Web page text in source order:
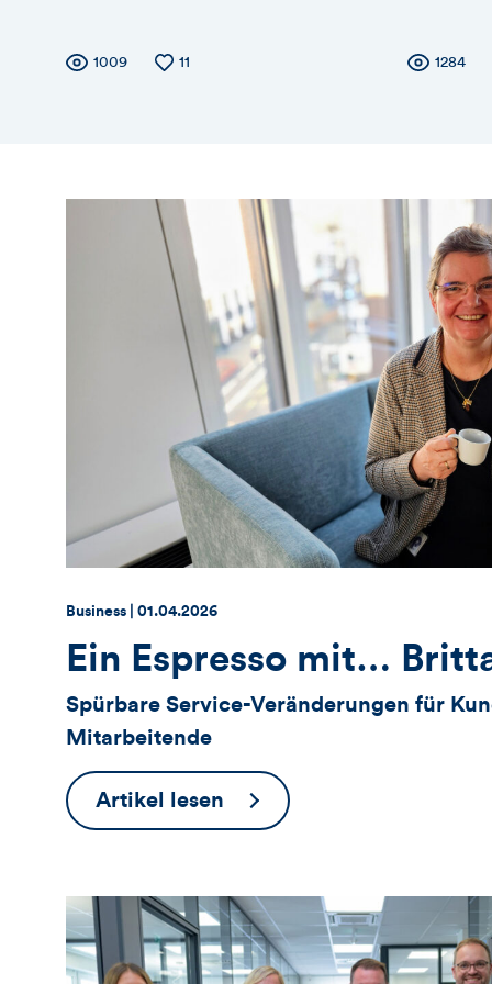
Zähler
Views,
Likes
Kommentare
dieses
Artikels
Anzahl
1009
Anzahl
11
Anzahl
1284
Thema:
Business | Datum:
01.04.2026
Ein Espresso mit…
Spürbare Service-Veränderungen für
Mitarbeitende
Artikel lesen Ein
Espresso
Britta
Dahl